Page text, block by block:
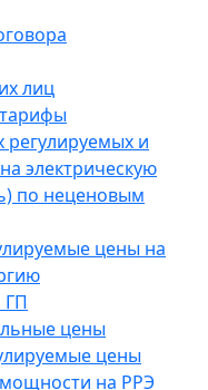
лиц
и
электрическую
по неценовым
цены на
ГП
цены
цены
на РРЭ